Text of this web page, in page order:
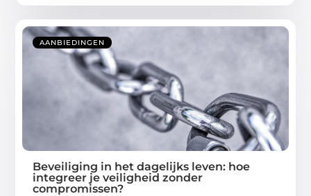
AANBIEDINGEN
Beveiliging in het dagelijks leven: hoe
integreer je veiligheid zonder
compromissen?